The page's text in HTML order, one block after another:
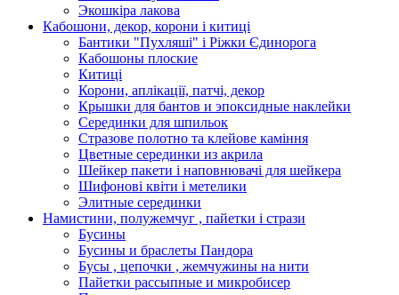
Экошкiра лакова
Кабошони, декор, корони і китиці
Бантики "Пухляші" і Ріжки Єдинорога
Кабошоны плоские
Китиці
Корони, аплікації, патчі, декор
Крышки для бантов и эпоксидные наклейки
Серединки для шпильок
Стразове полотно та клейове каміння
Цветные серединки из акрила
Шейкер пакети і наповнювачі для шейкера
Шифонові квіти і метелики
Элитные серединки
Намистини, полужемчуг , пайетки і стрази
Бусины
Бусины и браслеты Пандора
Бусы , цепочки , жемчужины на нити
Пайетки рассыпные и микробисер